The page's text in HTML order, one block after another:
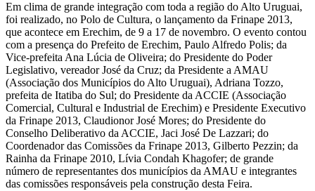
Em clima de grande integração com toda a região do Alto Uruguai,
foi realizado, no Polo de Cultura, o lançamento da Frinape 2013,
que acontece em Erechim, de 9 a 17 de novembro. O evento contou
com a presença do Prefeito de Erechim, Paulo Alfredo Polis; da
Vice-prefeita Ana Lúcia de Oliveira; do Presidente do Poder
Legislativo, vereador José da Cruz; da Presidente a AMAU
(Associação dos Municípios do Alto Uruguai), Adriana Tozzo,
prefeita de Itatiba do Sul; do Presidente da ACCIE (Associação
Comercial, Cultural e Industrial de Erechim) e Presidente Executivo
da Frinape 2013, Claudionor José Mores; do Presidente do
Conselho Deliberativo da ACCIE, Jaci José De Lazzari; do
Coordenador das Comissões da Frinape 2013, Gilberto Pezzin; da
Rainha da Frinape 2010, Lívia Condah Khagofer; de grande
número de representantes dos municípios da AMAU e integrantes
das comissões responsáveis pela construção desta Feira.